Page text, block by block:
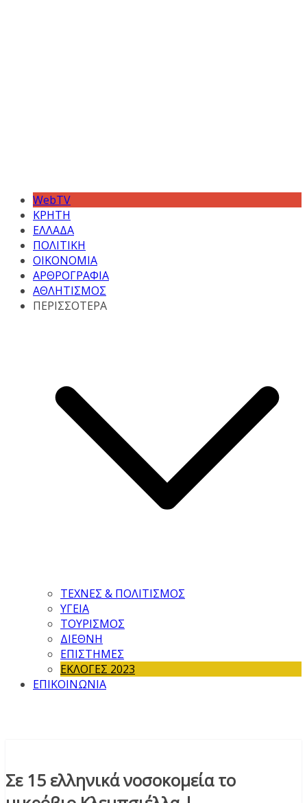
WebTV
ΚΡΗΤΗ
ΕΛΛΑΔΑ
ΠΟΛΙΤΙΚΗ
ΟΙΚΟΝΟΜΙΑ
ΑΡΘΡΟΓΡΑΦΙΑ
ΑΘΛΗΤΙΣΜΟΣ
ΠΕΡΙΣΣΟΤΕΡΑ
ΤΕΧΝΕΣ & ΠΟΛΙΤΙΣΜΟΣ
ΥΓΕΙΑ
ΤΟΥΡΙΣΜΟΣ
ΔΙΕΘΝΗ
ΕΠΙΣΤΗΜΕΣ
ΕΚΛΟΓΕΣ 2023
ΕΠΙΚΟΙΝΩΝΙΑ
Σε 15 ελληνικά νοσοκομεία το